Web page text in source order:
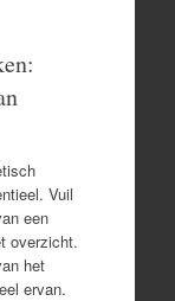
Vuil
een
overzicht.
het
ervan.